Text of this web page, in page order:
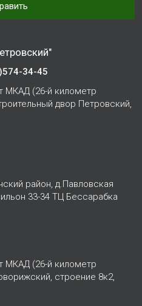
34-45
МКАД (26-й километр
двор Петровский,
район, д.Павловская
33-34 ТЦ Бессарабка
МКАД (26-й километр
строение 8к2,